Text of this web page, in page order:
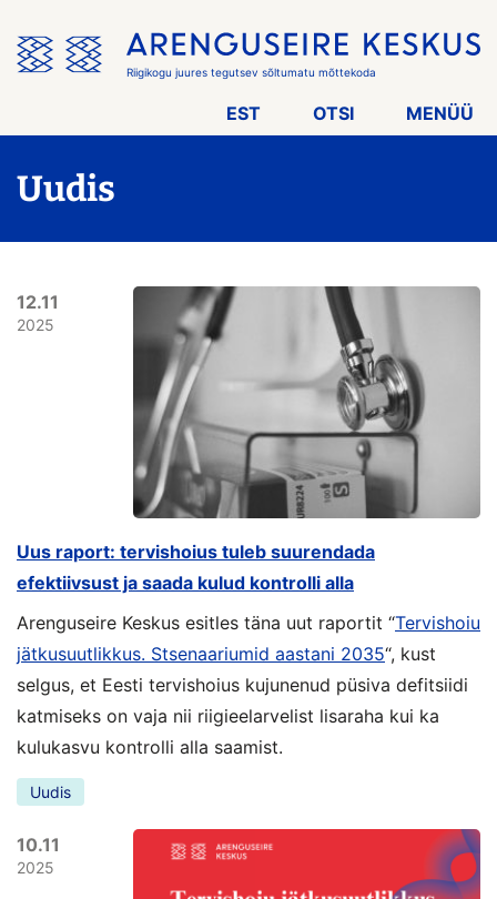
menüü
vahele
Riigikogu juures tegutsev sõltumatu mõttekoda
EST OTSI MENÜÜ
Uudis
12.11
2025
Uus raport: tervishoius tuleb suurendada
efektiivsust ja saada kulud kontrolli alla
Arenguseire Keskus esitles täna uut raportit “Tervishoiu
jätkusuutlikkus. Stsenaariumid aastani 2035“, kust
selgus, et Eesti tervishoius kujunenud püsiva defitsiidi
katmiseks on vaja nii riigieelarvelist lisaraha kui ka
kulukasvu kontrolli alla saamist.
Uudis
10.11
2025